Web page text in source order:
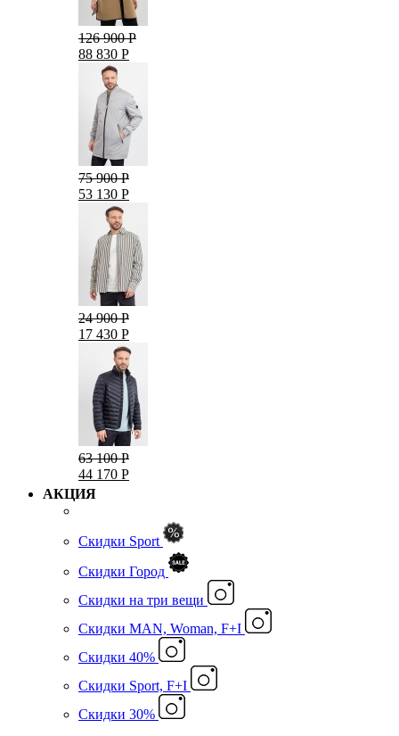
126 900 Р
88 830 Р
75 900 Р
53 130 Р
24 900 Р
17 430 Р
63 100 Р
44 170 Р
АКЦИЯ
Скидки Sport
Скидки Город
Cкидки на три вещи
Скидки MAN, Woman, F+I
Скидки 40%
Скидки Sport, F+I
Скидки 30%